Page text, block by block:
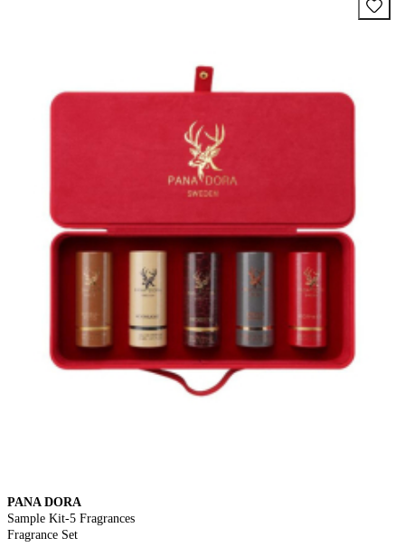
PANA DORA
Sample Kit-5 Fragrances
Fragrance Set